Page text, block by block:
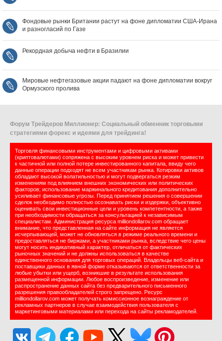
Фондовые рынки Британии растут на фоне дипломатии США‑Ирана
и разногласий по Газе
Рекордная добыча нефти в Бразилии
Мировые нефтегазовые акции падают на фоне дипломатии вокруг
Ормузского пролива
Форум Трейдеров Миллионер: Социальный обменник торговыми
стратегиями форекс и идеями для трейдинга!
Торговля финансовыми инструментами и цифровыми активами
(криптовалютами) сопряжена с высоким уровнем риска и может привести
к частичной или полной потере инвестированного капитала, ввиду чего
данные операции подходят не всем участникам рынка. Котировки активов
обладают высокой волатильностью и могут подвергаться резким
изменениям под влиянием внешних экономических или политических
факторов; использование маржинального кредитования дополнительно
усиливает финансовые угрозы. Перед принятием решения о совершении
сделок необходимо полностью осознавать риски и издержки, объективно
оценивать свои инвестиционные цели и уровень компетентности, а также
при необходимости обращаться за консультацией к независимым
специалистам. Администрация ресурса milliondollarov.com обращает
внимание, что представленная на сайте информация не является
исчерпывающей, может не обновляться в режиме реального времени и
предоставляться не биржами, а участниками рынка, вследствие чего цены
могут носить индикативный характер, отличаться от фактических
рыночных значений и не должны использоваться в качестве
единственного основания для торговых операций. Владельцы веб-сайта и
поставщики данных в явной форме отказываются от ответственности за
любые убытки или ущерб, возникшие в результате использования
размещенной информации. Любое воспроизведение, изменение или
распространение данных сайта без предварительного письменного
разрешения правообладателей строго запрещено. Ресурс
milliondollarov.com может получать комиссионное вознаграждение от
рекламных партнеров в случае взаимодействия пользователя с
маркетинговыми материалами или перехода на сайты рекламодателей.